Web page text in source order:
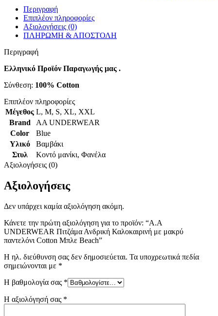
Περιγραφή
Επιπλέον πληροφορίες
Αξιολογήσεις (0)
ΠΛΗΡΩΜΗ & ΑΠΟΣΤΟΛΗ
Περιγραφή
Ελληνικό Προϊόν Παραγωγής μας .
Σύνθεση: 100% Cotton
Επιπλέον πληροφορίες
Μέγεθος L, M, S, XL, XXL
Brand
AA UNDERWEAR
Color
Blue
Υλικό
Βαμβάκι
Στυλ
Κοντό μανίκι, Φανέλα
Αξιολογήσεις (0)
Αξιολογήσεις
Δεν υπάρχει καμία αξιολόγηση ακόμη.
Κάνετε την πρώτη αξιολόγηση για το προϊόν: “Α.A
UNDERWEAR Πιτζάμα Ανδρική Καλοκαιρινή με μακρύ
παντελόνι Cotton Μπλε Beach”
Η ηλ. διεύθυνση σας δεν δημοσιεύεται. Τα υποχρεωτικά πεδία
σημειώνονται με *
Η βαθμολογία σας *
Η αξιολόγησή σας *